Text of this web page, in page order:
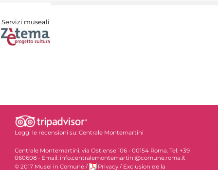
Servizi museali
Leggi le recensioni su: Centrale Montemartini
Centrale Montemartini, via Ostiense 106 - 00154 Roma. Tel. +39
060608 - Email: info.centralemontemartini@comune.roma.it
© 2017 Musei in Comune / Privacy / Exclusion de la